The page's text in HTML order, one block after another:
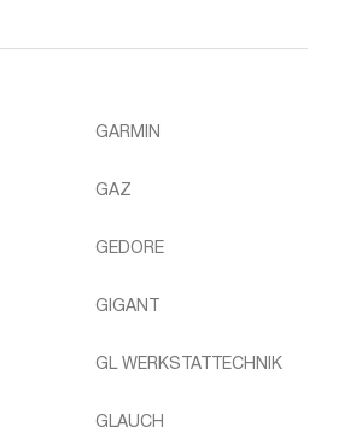
GARMIN
GAZ
GEDORE
GIGANT
GL WERKSTATTECHNIK
GLAUCH